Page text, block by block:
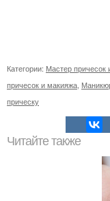
Категории: Мастер причесок
причесок и макияжа
прическу
Читайте также